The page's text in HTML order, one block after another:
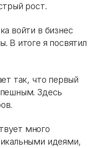
рост.
войти в бизнес
В итоге я посвятил
так, что первый
Здесь
много
идеями,